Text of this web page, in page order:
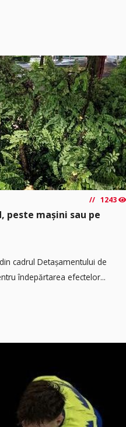
1243
peste mașini sau pe
cadrul Detașamentului de
îndepărtarea efectelor...